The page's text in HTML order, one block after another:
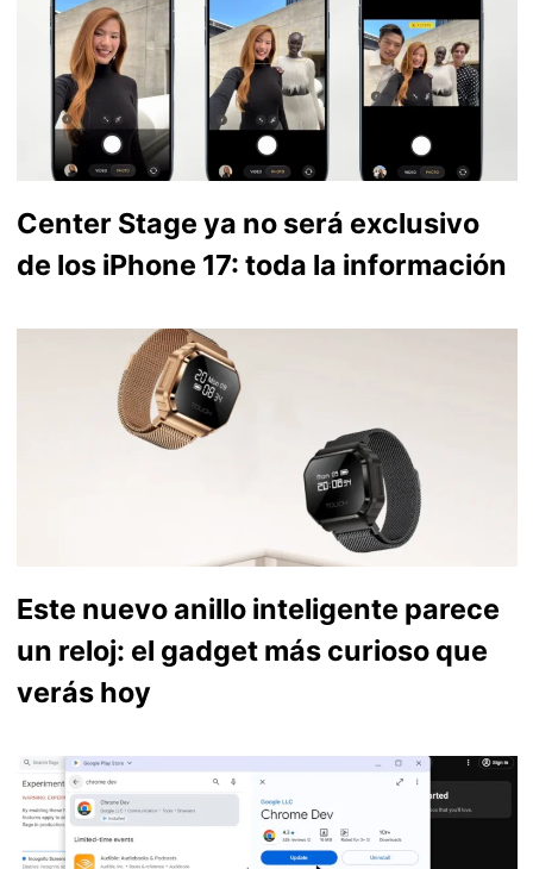
Center Stage ya no será exclusivo
de los iPhone 17: toda la información
Este nuevo anillo inteligente parece
un reloj: el gadget más curioso que
verás hoy